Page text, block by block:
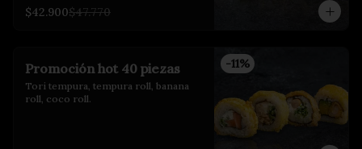
$42.900$47.770
-11%
Promoción hot 40 piezas
Tori tempura, tempura roll, banana
roll, coco roll.